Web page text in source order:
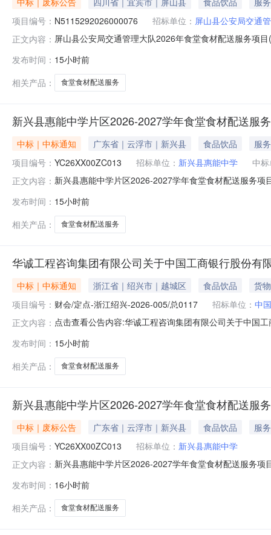
项目编号： N5115292026000076 招标单位： 屏山县公安局交通
正文内容： 屏山县公安局交通管理大队2026年食堂食材配送服务项
督、投诉受理部门：宜宾市屏山县财政局；地址：宜宾
信
发布时间： 15小时前
相关产品：
食堂食材配送服务
新兴县惠能中学片区2026-2027学年食堂食材配送服
中标｜中标通知 广东省｜云浮市｜新兴县 食品饮品
服务
项目编号： YC26XX00ZC013 招标单位： 新兴县惠能中学
中
正文内容： 新兴县惠能中学片区2026-2027学年食堂食材配送服务
鲜肉禽蛋类):供应商名称供应商地址中标（成交）金额
发布时间： 15小时前
相关产品：
食堂食材配送服务
华诚工程咨询集团有限公司关于中国工商银行股份
中标｜中标通知 浙江省｜绍兴市｜越城区 食品饮品
货物
项目编号： 财会/定点-浙江绍兴-2026-005/总0117 招标单位： 中
正文内容： 点击查看公告内容:华诚工程咨询集团有限公司关于中国
发布时间： 15小时前
相关产品：
食堂食材配送服务
新兴县惠能中学片区2026-2027学年食堂食材配送服
中标｜废标公告 广东省｜云浮市｜新兴县 食品饮品
服务
项目编号： YC26XX00ZC013 招标单位： 新兴县惠能中学
正文内容： 新兴县惠能中学片区2026-2027学年食堂食材配送服务
标）。五、评审专家（单一来源采购人员）名单：无六
告期限自本公
发布时间： 16小时前
相关产品：
食堂食材配送服务